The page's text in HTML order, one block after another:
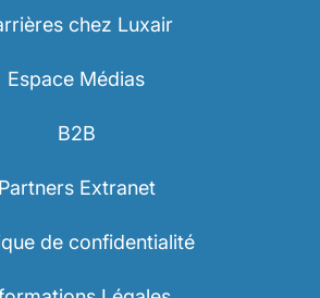
chez Luxair
Espace Médias
B2B
Partners Extranet
de confidentialité